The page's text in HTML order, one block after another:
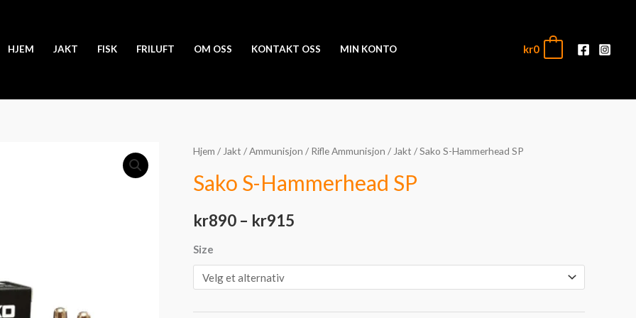
HJEM JAKT FISK FRILUFT OM OSS KONTAKT OSS MIN KONTO kr0
Hjem / Jakt /Ammunisjon / Rifle Ammunisjon / Jakt / Sako S-Hammerhead SP
Sako S-Hammerhead SP
kr890 – kr915
Prisområde:
kr890
Size
Sako
Hammerhead
antall